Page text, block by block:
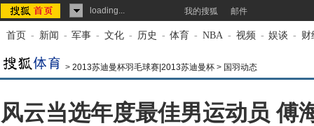
loading... 我的搜狐 邮件
首页 - 新闻 - 军事 - 文化 - 历史 - 体育 - NBA - 视频 - 娱谈 - 财
> 2013苏迪曼杯羽毛球赛|2013苏迪曼杯 > 国羽动态
风云当选年度最佳男运动员 傅